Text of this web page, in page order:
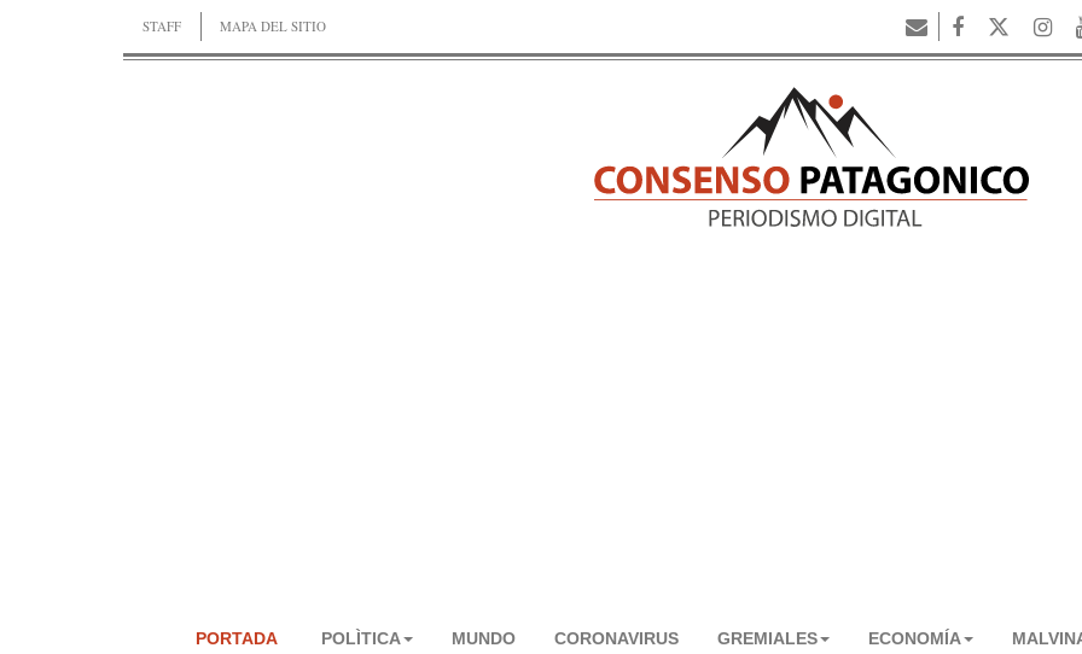
STAFF MAPA DEL SITIO
PORTADA POLÌTICA MUNDO CORONAVIRUS GREMIALES ECONOMÍA